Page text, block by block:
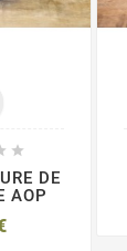

DE
AOP